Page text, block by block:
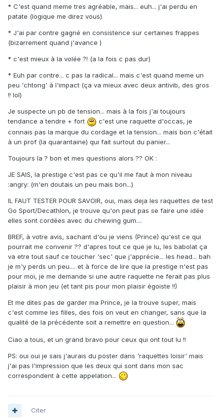
* C'est quand meme tres agréable, mais... euh... j'ai perdu en
patate (logique me direz vous)
* J'ai par contre gagné en consistence sur certaines frappes
(bizarrement quand j'avance )
* c'est mieux à la volée ?! (a la fois c pas dur)
* Euh par contre... c pas la radical... mais c'est quand meme un
peu 'chtong' à l'impact (ça va mieux avec deux antivib, des gros
!! lol)
Je suspecte un pb de tension... mais à la fois j'ai toujours
tendance a tendre + fort
c'est une raquette d'occas, je
connais pas la marque du cordage et la tension... mais bon c'était
à un prof (la quarantaine) qui fait surtout du panier...
Toujours la ? bon et mes questions alors ?? OK :
JE SAIS, la prestige c'est pas ce qu'il me faut à mon niveau
:angry: (m'en doutais un peu mais bon...)
IL FAUT TESTER POUR SAVOIR, oui, mais deja les raquettes de test
Go Sport/Decathlon, je trouve qu'on peut pas se faire une idée
elles sont cordées avec du chewing gum....
BREF, à votre avis, sachant d'ou je viens (Prince) qu'est ce qui
pourrait me convenir ?? d'apres tout ce que je lu, les babolat ça
va etre tout sauf ce toucher 'sec' que j'apprécie... les head... bah
je m'y perds un peu.... et à force de lire que la prestige n'est pas
pour moi, je me demande si une autre raquette ne ferait pas plus
plaisir à mon jeu (et tant pis pour mon plaisir égoiste !!)
Et me dites pas de garder ma Prince, je la trouve super, mais
c'est comme les filles, des fois on veut en changer, sans que la
qualité de la précédente soit a remettre en question...
Ciao a tous, et un grand bravo pour ceux qui ont tout lu !!
PS: oui oui je sais j'aurais du poster dans 'raquettes loisir' mais
j'ai pas l'impression que les deux qui sont dans mon sac
correspondent à cette appelation...
Citer